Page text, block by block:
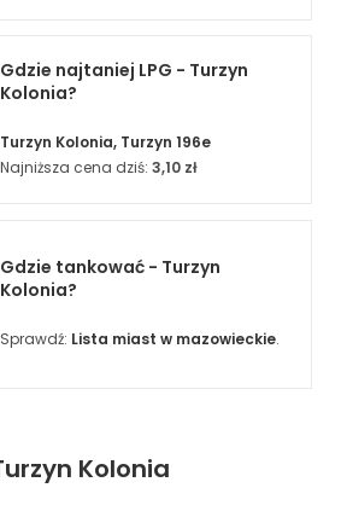
Gdzie najtaniej LPG - Turzyn
Kolonia?
Turzyn Kolonia, Turzyn 196e
Najniższa cena dziś: 3,10 zł
Gdzie tankować - Turzyn
Kolonia?
Sprawdź: Lista miast w mazowieckie.
Kolonia